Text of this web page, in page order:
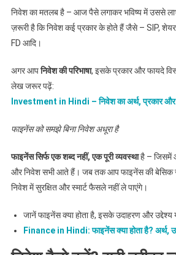
निवेश का मतलब है – आज पैसे लगाकर भविष्य में उससे
ज़रूरी है कि निवेश कई प्रकार के होते हैं जैसे – SIP,
FD आदि।
अगर आपनिवेश की परिभाषा, इसके प्रकार और फायदे
लेख जरूर पढ़ें:
Investment in Hindi – निवेश का अर्थ, प्रकार
फाइनेंस को समझे बिना निवेश अधूरा है
फाइनेंस सिर्फ एक शब्द नहीं, एक पूरी व्यवस्थाहै – जिसमें
और निवेश सभी आते हैं। जब तक आप फाइनेंस की
निवेश में सुरक्षित और स्मार्ट फैसले नहीं ले पाएंगे।
जानें फाइनेंस क्या होता है, इसके उदाहरण और उद्देश्य
Finance in Hindi: फाइनेंस क्या होता है? अर्थ,